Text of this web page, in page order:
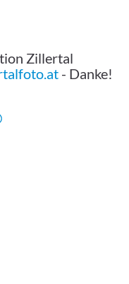
Zillertal
- Danke!